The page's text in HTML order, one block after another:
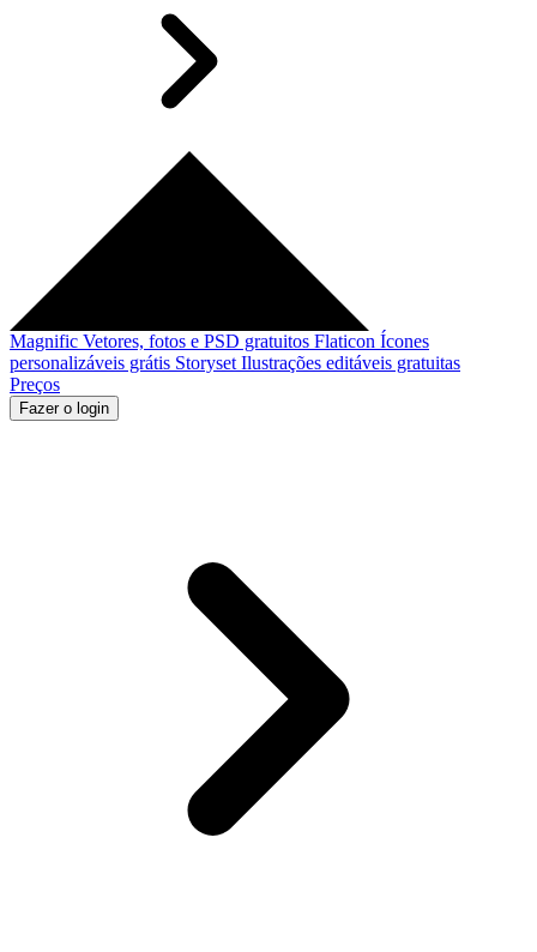
Magnific Vetores, fotos e PSD gratuitos Flaticon Ícones
personalizáveis grátis Storyset Ilustrações editáveis gratuitas
Preços
Fazer o login